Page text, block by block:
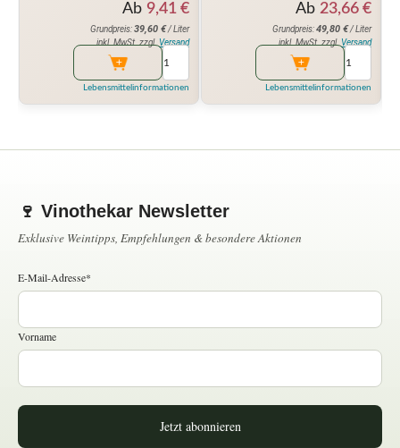
Ab 9,41 €
Grundpreis:39,60 €/ Liter
inkl. MwSt. zzgl.Versand
Lebensmittelinformationen
Ab 23,66 €
Grundpreis:49,80 €/ Liter
inkl. MwSt. zzgl.Versand
Lebensmittelinformationen
🍷 Vinothekar Newsletter
Exklusive Weintipps, Empfehlungen & besondere Aktionen
E-Mail-Adresse*
Vorname
Jetzt abonnieren